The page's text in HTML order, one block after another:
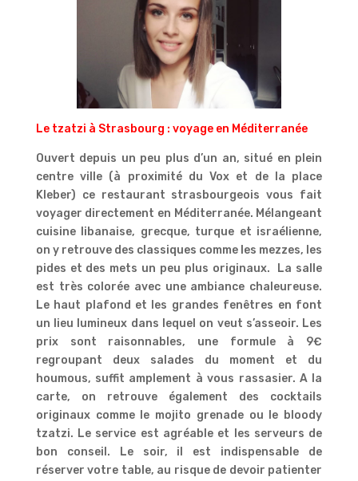
Le tzatzi à Strasbourg : voyage en Méditerranée
Ouvert depuis un peu plus d’un an, situé en plein
centre ville (à proximité du Vox et de la place
Kleber) ce restaurant strasbourgeois vous fait
voyager directement en Méditerranée. Mélangeant
cuisine libanaise, grecque, turque et israélienne,
on y retrouve des classiques comme les mezzes, les
pides et des mets un peu plus originaux. La salle
est très colorée avec une ambiance chaleureuse.
Le haut plafond et les grandes fenêtres en font
un lieu lumineux dans lequel on veut s’asseoir. Les
prix sont raisonnables, une formule à 9€
regroupant deux salades du moment et du
houmous, suffit amplement à vous rassasier. A la
carte, on retrouve également des cocktails
originaux comme le mojito grenade ou le bloody
tzatzi. Le service est agréable et les serveurs de
bon conseil. Le soir, il est indispensable de
réserver votre table, au risque de devoir patienter